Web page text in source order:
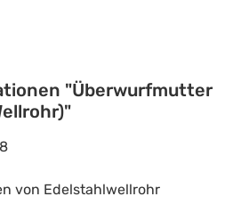
"Überwurfmutter
von Edelstahlwellrohr